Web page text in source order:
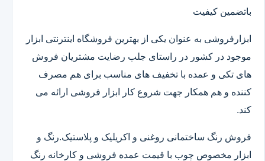
باتضمین کیفیت
ابزارفروشی به عنوان یکی از بهترین فروشگاه اینترنتی ابزار
موجود در کشور در راستای جلب رضایت مشتریان فروش
های تکی و عمده با تخفیف های مناسب برای هم مصرف
کننده و هم همکار جهت شروع کار ابزار فروشی ارائه می
کند.
فروش رنگ ساختمانی روغنی و اکریلیک و پلاستیک.رنگ و
ابزار مخصوص چوب با قیمت عمده فروشی و کارخانه رنگ